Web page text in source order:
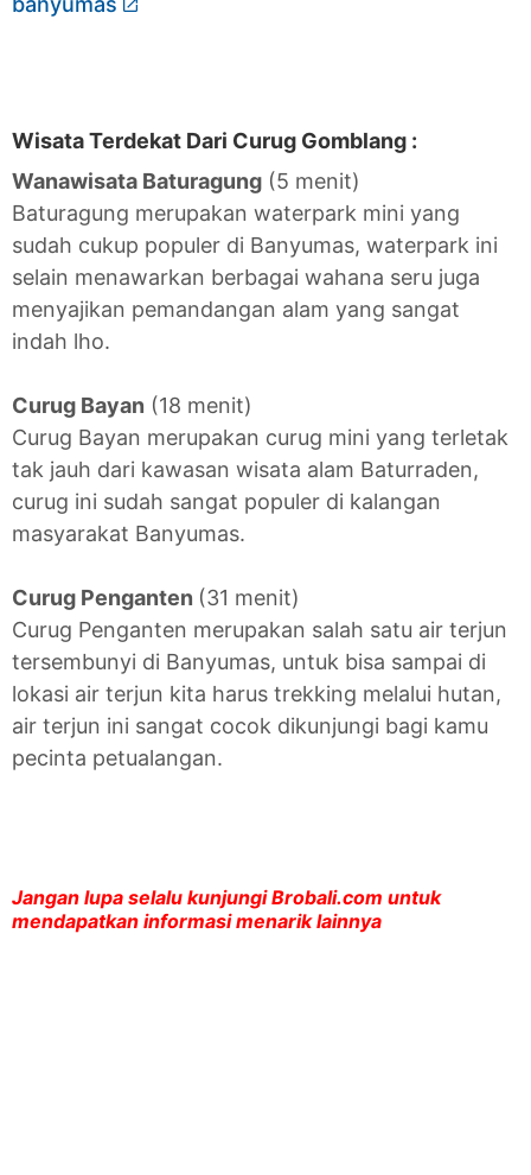
Wisata Terdekat Dari Curug Gomblang :
Wanawisata Baturagung (5 menit)
Baturagung merupakan waterpark mini yang
sudah cukup populer di Banyumas, waterpark ini
selain menawarkan berbagai wahana seru juga
menyajikan pemandangan alam yang sangat
indah lho.
Curug Bayan (18 menit)
Curug Bayan merupakan curug mini yang terletak
tak jauh dari kawasan wisata alam Baturraden,
curug ini sudah sangat populer di kalangan
masyarakat Banyumas.
Curug Penganten (31 menit)
Curug Penganten merupakan salah satu air terjun
tersembunyi di Banyumas, untuk bisa sampai di
lokasi air terjun kita harus trekking melalui hutan,
air terjun ini sangat cocok dikunjungi bagi kamu
pecinta petualangan.
Jangan lupa selalu kunjungi Brobali.com untuk
mendapatkan informasi menarik lainnya